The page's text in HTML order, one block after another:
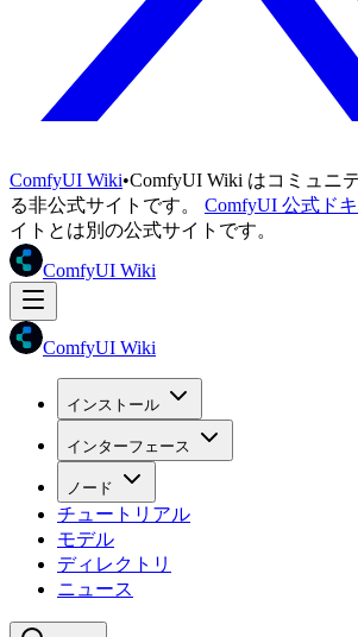
ComfyUI Wiki•ComfyUI Wiki はコミュニ
る非公式サイトです。
ComfyUI 公式ド
イトとは別の公式サイトです。
ComfyUI Wiki
ComfyUI Wiki
インストール
インターフェース
ノード
チュートリアル
モデル
ディレクトリ
ニュース